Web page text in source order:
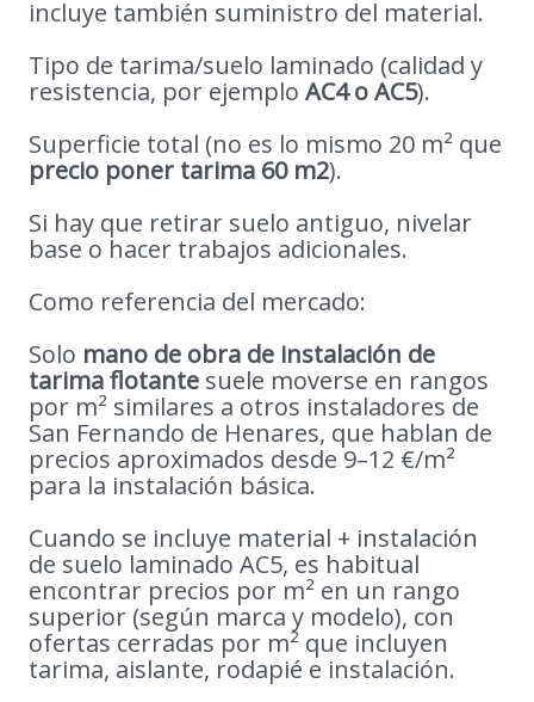
incluye también suministro del material.
Tipo de tarima/suelo laminado (calidad y
resistencia, por ejemplo AC4 o AC5).
Superficie total (no es lo mismo 20 m² que
precio poner tarima 60 m2).
Si hay que retirar suelo antiguo, nivelar
base o hacer trabajos adicionales.
Como referencia del mercado:
Solo mano de obra de instalación de
tarima flotante suele moverse en rangos
por m² similares a otros instaladores de
San Fernando de Henares, que hablan de
precios aproximados desde 9–12 €/m²
para la instalación básica.
Cuando se incluye material + instalación
de suelo laminado AC5, es habitual
encontrar precios por m² en un rango
superior (según marca y modelo), con
ofertas cerradas por m² que incluyen
tarima, aislante, rodapié e instalación.